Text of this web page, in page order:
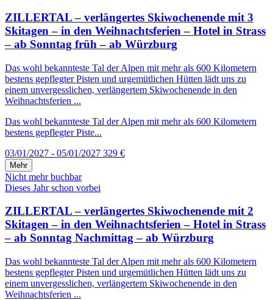
ZILLERTAL – verlängertes Skiwochenende mit 3
Skitagen – in den Weihnachtsferien – Hotel in Strass
– ab Sonntag früh – ab Würzburg
Das wohl bekannteste Tal der Alpen mit mehr als 600 Kilometern
bestens gepflegter Pisten und urgemütlichen Hütten lädt uns zu
einem unvergesslichen, verlängertem Skiwochenende in den
Weihnachtsferien ...
Das wohl bekannteste Tal der Alpen mit mehr als 600 Kilometern
bestens gepflegter Piste...
03/01/2027 - 05/01/2027 329 €
Mehr
Nicht mehr buchbar
Dieses Jahr schon vorbei
ZILLERTAL – verlängertes Skiwochenende mit 2
Skitagen – in den Weihnachtsferien – Hotel in Strass
– ab Sonntag Nachmittag – ab Würzburg
Das wohl bekannteste Tal der Alpen mit mehr als 600 Kilometern
bestens gepflegter Pisten und urgemütlichen Hütten lädt uns zu
einem unvergesslichen, verlängertem Skiwochenende in den
Weihnachtsferien ...